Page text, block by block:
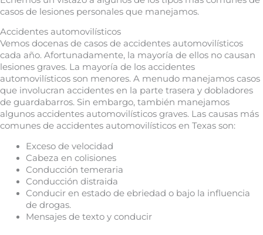
casos de lesiones personales que manejamos.
Accidentes automovilísticos
Vemos docenas de casos de accidentes automovilísticos
cada año. Afortunadamente, la mayoría de ellos no causan
lesiones graves. La mayoría de los accidentes
automovilísticos son menores. A menudo manejamos casos
que involucran accidentes en la parte trasera y dobladores
de guardabarros. Sin embargo, también manejamos
algunos accidentes automovilísticos graves. Las causas más
comunes de accidentes automovilísticos en Texas son:
Exceso de velocidad
Cabeza en colisiones
Conducción temeraria
Conducción distraida
Conducir en estado de ebriedad o bajo la influencia
de drogas.
Mensajes de texto y conducir